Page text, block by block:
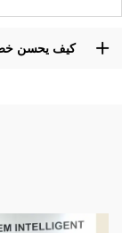
كيف يحسن خط